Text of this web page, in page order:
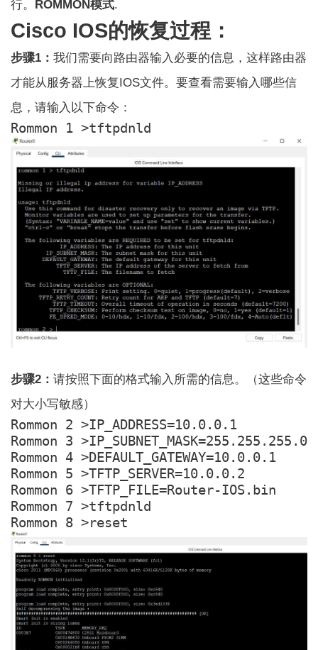
行。 ROMMON模式.
Cisco IOS的恢复过程：
步骤1：我们需要向路由器输入必要的信息，这样路由器
才能从服务器上恢复IOS文件。要查看需要输入哪些信
息，请输入以下命令：
Rommon 1 >tftpdnld
步骤2：请按照下面的格式输入所需的信息。（这些命令
对大小写敏感）
Rommon 2 >IP_ADDRESS=10.0.0.1
Rommon 3 >IP_SUBNET_MASK=255.255.255.0
Rommon 4 >DEFAULT_GATEWAY=10.0.0.1
Rommon 5 >TFTP_SERVER=10.0.0.2
Rommon 6 >TFTP_FILE=Router-IOS.bin
Rommon 7 >tftpdnld
Rommon 8 >reset